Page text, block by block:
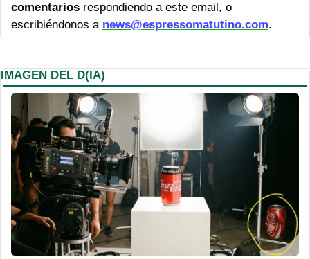
comentarios respondiendo a este email, o
escribiéndonos a news@espressomatutino.com.
IMAGEN DEL D(IA)